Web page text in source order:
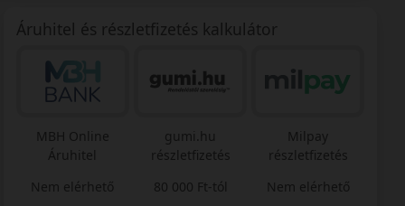
Áruhitel és részletfizetés kalkulátor
MBH Online
Áruhitel
Nem elérhető
gumi.hu
részletfizetés
80 000 Ft-tól
Milpay
részletfizetés
Nem elérhető